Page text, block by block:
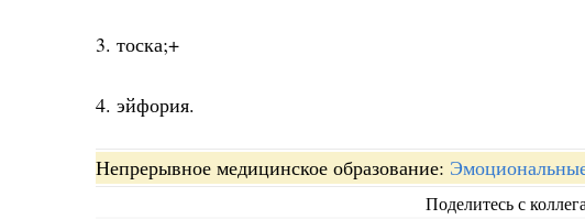
3. тоска;+
4. эйфория.
Непрерывное медицинское образование:
Поделитесь с